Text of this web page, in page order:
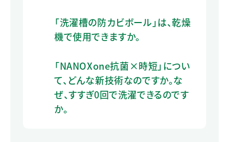
「洗濯槽の防カビボール」は、乾燥
機で使用できますか。
「NANOXone抗菌×時短」につい
て、どんな新技術なのですか。な
ぜ、すすぎ0回で洗濯できるのです
か。